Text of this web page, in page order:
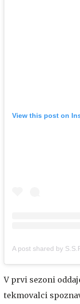
View this post on
V prvi sezoni
tekmovalci